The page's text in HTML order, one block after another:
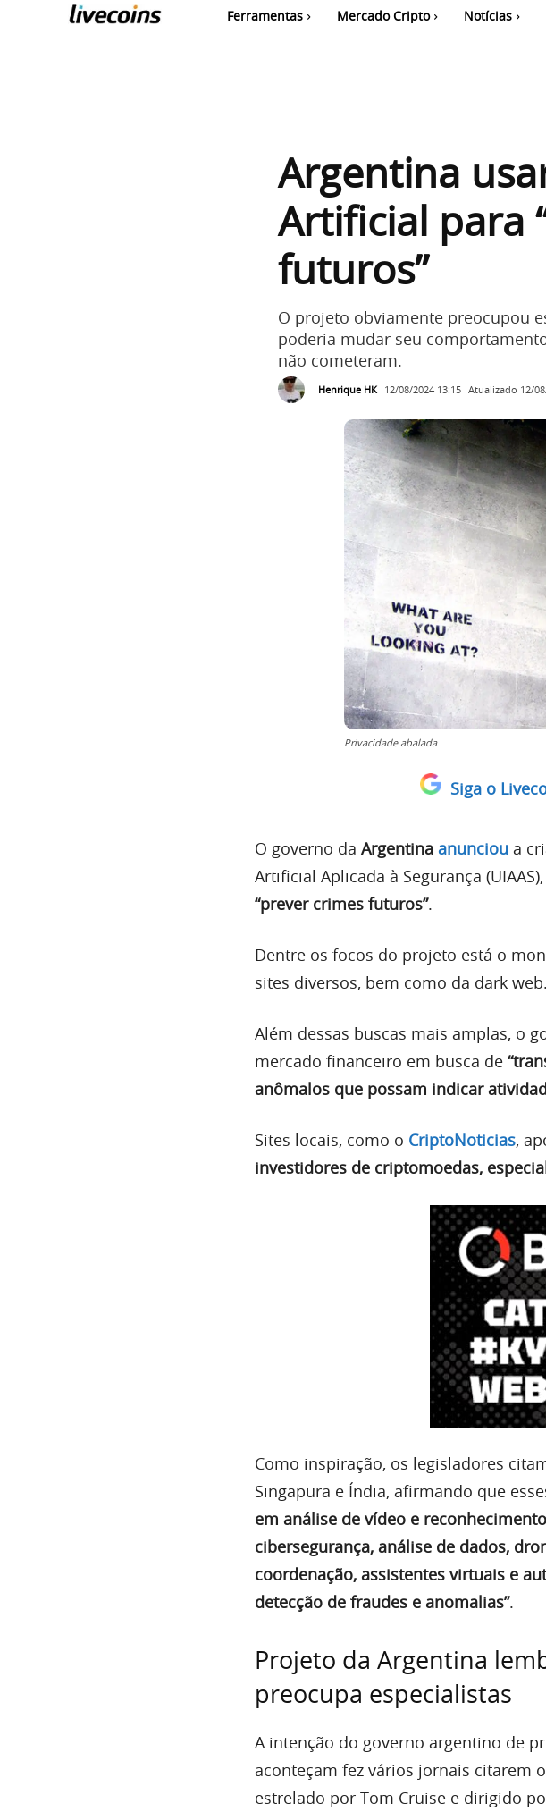
Ferramentas Mercado Cripto Notícias
Argentina
Artificial para
futuros”
O projeto obviamente preocupou
poderia mudar seu
não cometeram.
Henrique HK 12/08/2024 13:15 Atualizado 12/
Privacidade abalada
Siga o
O governo da Argentina anunciou a
Artificial Aplicada à Segurança
“prever crimes futuros”.
Dentre os focos do projeto está o
sites diversos, bem como da dark web.
Além dessas buscas mais amplas, o
mercado financeiro em busca de
anômalos que possam indicar
Sites locais, como o CriptoNoticias,
investidores de criptomoedas,
Como inspiração, os legisladores
Singapura e Índia, afirmando que
em análise de vídeo e
cibersegurança, análise de dados,
coordenação, assistentes virtuais e
detecção de fraudes e anomalias”.
Projeto da Argentina
preocupa especialistas
A intenção do governo argentino de
aconteçam fez vários jornais citarem
estrelado por Tom Cruise e dirigido